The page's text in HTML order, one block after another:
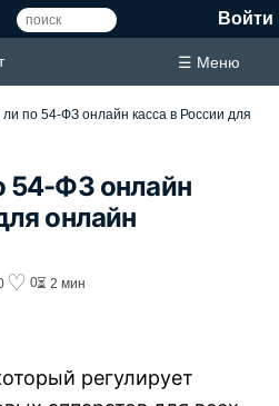
Войти
☰ Меню
ли по 54-ФЗ онлайн касса в России для
54-ФЗ онлайн
онлайн
♡ 0⏳ 2 мин
регулирует